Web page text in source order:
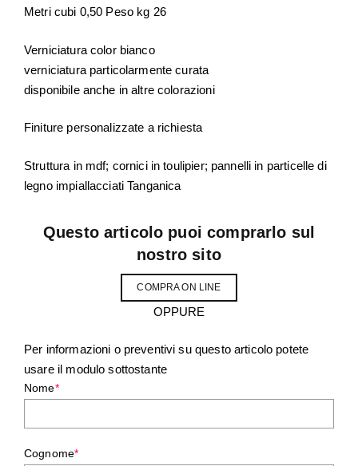
Metri cubi 0,50 Peso kg 26
Verniciatura color bianco
verniciatura particolarmente curata
disponibile anche in altre colorazioni
Finiture personalizzate a richiesta
Struttura in mdf; cornici in toulipier; pannelli in particelle di
legno impiallacciati Tanganica
Questo articolo puoi comprarlo sul
nostro sito
COMPRA ON LINE
OPPURE
Per informazioni o preventivi su questo articolo potete
usare il modulo sottostante
Nome*
Cognome*